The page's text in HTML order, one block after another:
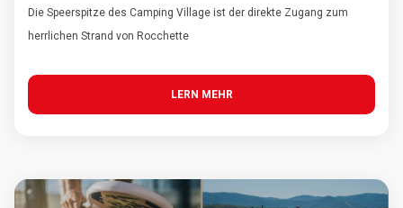
Die Speerspitze des Camping Village ist der direkte Zugang zum
herrlichen Strand von Rocchette
LERN MEHR